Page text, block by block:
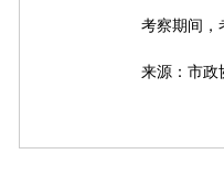
考察期间，考
来源：市政